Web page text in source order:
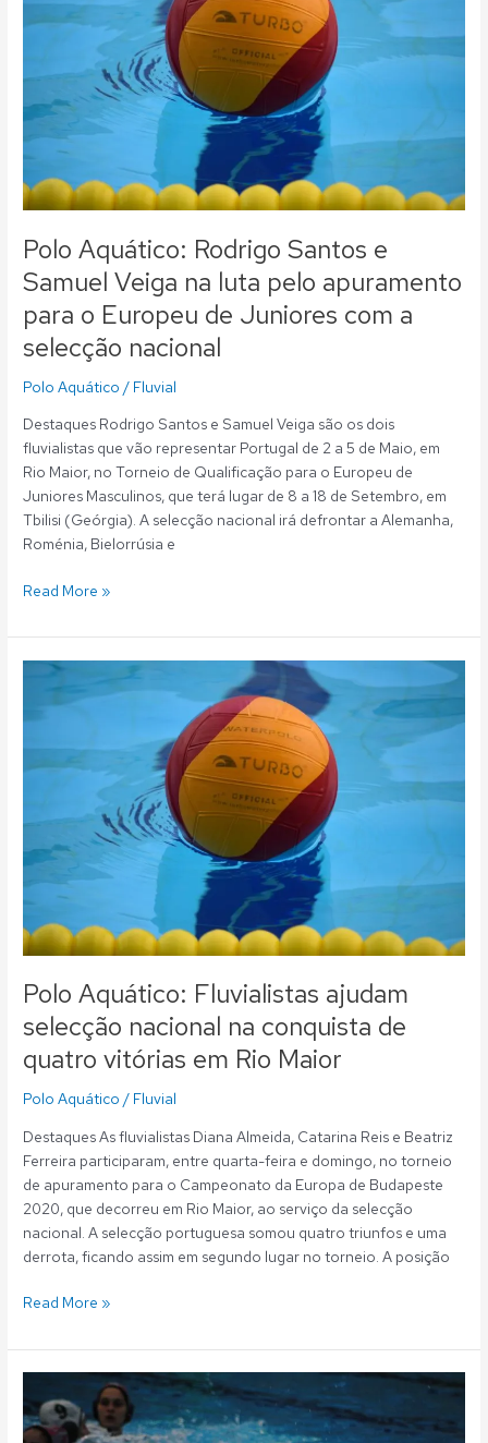
Polo Aquático: Rodrigo Santos e
Samuel Veiga na luta pelo apuramento
para o Europeu de Juniores com a
selecção nacional
Polo Aquático / Fluvial
Destaques Rodrigo Santos e Samuel Veiga são os dois
fluvialistas que vão representar Portugal de 2 a 5 de Maio, em
Rio Maior, no Torneio de Qualificação para o Europeu de
Juniores Masculinos, que terá lugar de 8 a 18 de Setembro, em
Tbilisi (Geórgia). A selecção nacional irá defrontar a Alemanha,
Roménia, Bielorrúsia e
e
Veiga
luta
pelo
para
o
Europeu
de
Juniores
com
a
selecção
nacional
Read More »
Polo Aquático: Fluvialistas ajudam
selecção nacional na conquista de
quatro vitórias em Rio Maior
Polo Aquático / Fluvial
Destaques As fluvialistas Diana Almeida, Catarina Reis e Beatriz
Ferreira participaram, entre quarta-feira e domingo, no torneio
de apuramento para o Campeonato da Europa de Budapeste
2020, que decorreu em Rio Maior, ao serviço da selecção
nacional. A selecção portuguesa somou quatro triunfos e uma
derrota, ficando assim em segundo lugar no torneio. A posição
Polo
Aquático:
Fluvialistas
selecção
conquista
de
quatro
em
Rio
Maior
Read More »
Aquático:
Três